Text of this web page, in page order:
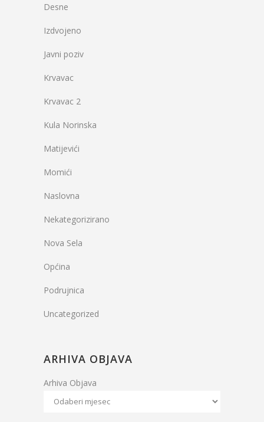
Desne
Izdvojeno
Javni poziv
Krvavac
Krvavac 2
Kula Norinska
Matijevići
Momići
Naslovna
Nekategorizirano
Nova Sela
Općina
Podrujnica
Uncategorized
ARHIVA OBJAVA
Arhiva Objava